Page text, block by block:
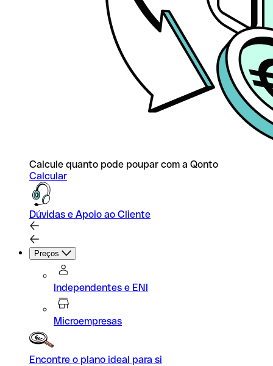
Calcule quanto pode poupar com a Qonto
Calcular
Dúvidas e Apoio ao Cliente
Preços
Independentes e ENI
Microempresas
Encontre o plano ideal para si